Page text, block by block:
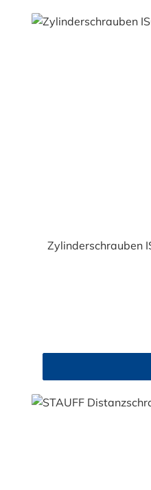
Produktgalerie
Durchschnittliche
Zylinderschrauben